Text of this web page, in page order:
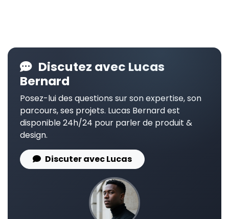
Discutez avec Lucas
Bernard
Posez-lui des questions sur son expertise, son
parcours, ses projets. Lucas Bernard est
disponible 24h/24 pour parler de produit &
design.
Discuter avec Lucas